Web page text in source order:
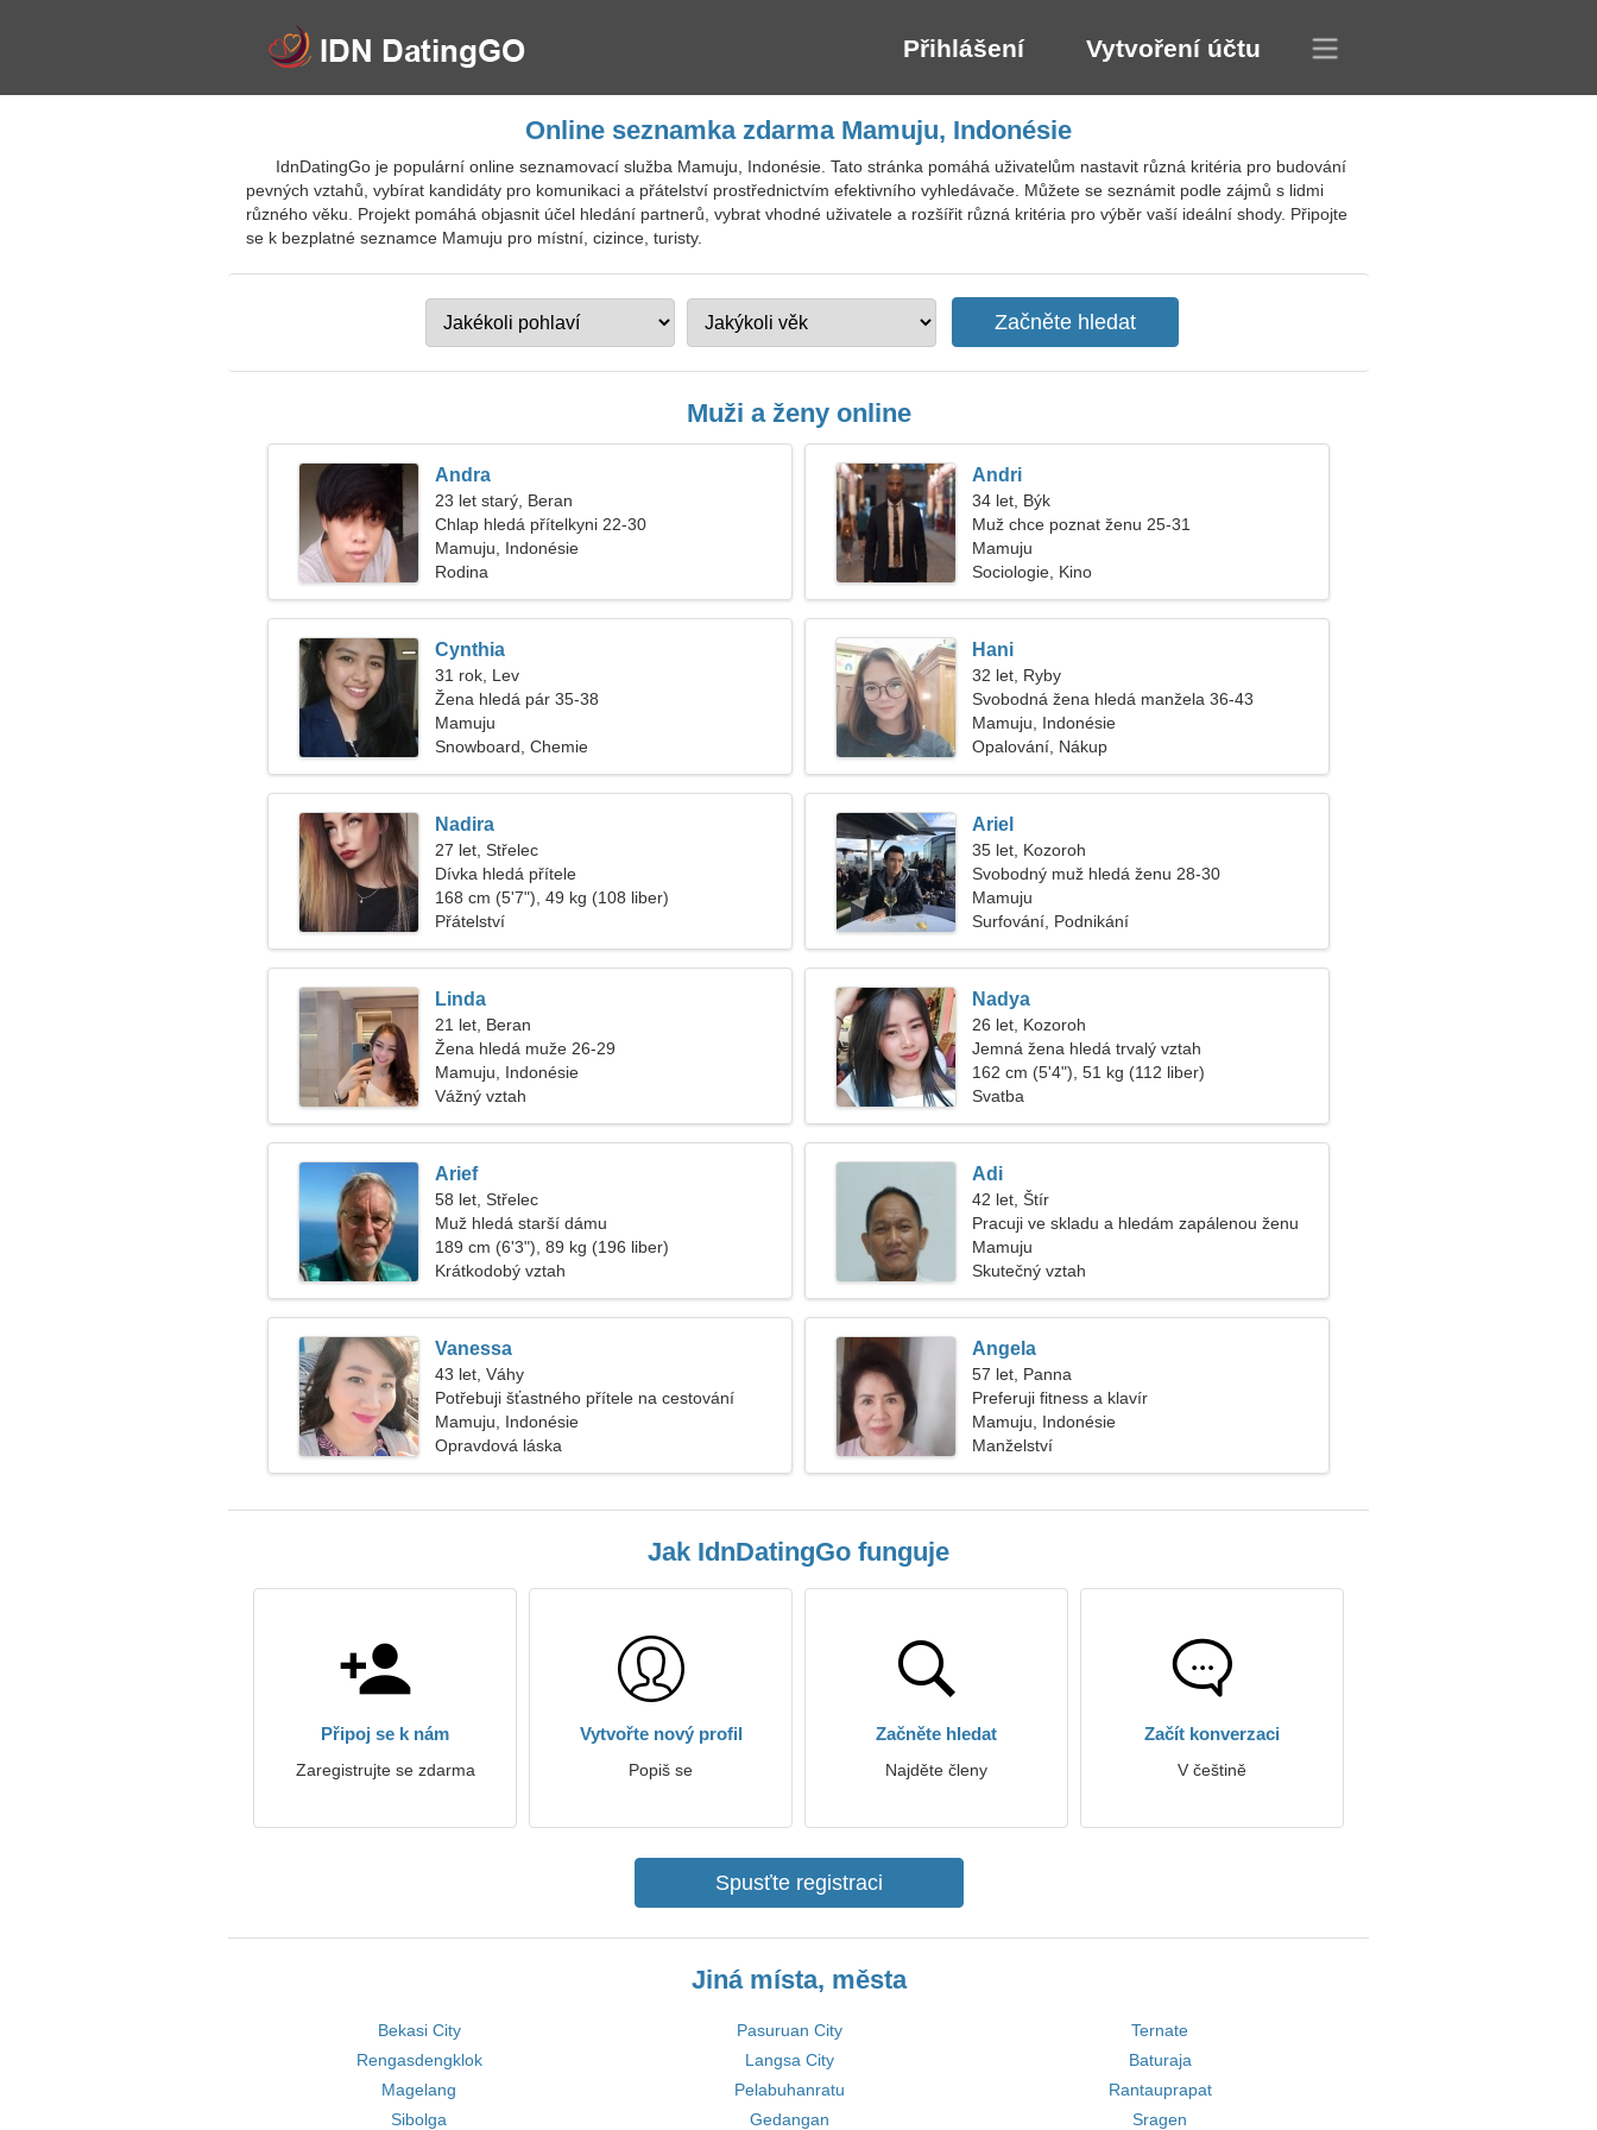
Přihlášení Vytvoření účtu
Online seznamka zdarma Mamuju, Indonésie
IdnDatingGo je populární online seznamovací služba Mamuju, Indonésie. Tato stránka pomáhá uživatelům nastavit různá kritéria pro budování
pevných vztahů, vybírat kandidáty pro komunikaci a přátelství prostřednictvím efektivního vyhledávače. Můžete se seznámit podle zájmů s lidmi
různého věku. Projekt pomáhá objasnit účel hledání partnerů, vybrat vhodné uživatele a rozšířit různá kritéria pro výběr vaší ideální shody. Připojte
se k bezplatné seznamce Mamuju pro místní, cizince, turisty.
Muži a ženy online
Andra
23 let starý, Beran
Chlap hledá přítelkyni 22-30
Mamuju, Indonésie
Rodina
Andri
34 let, Býk
Muž chce poznat ženu 25-31
Mamuju
Sociologie, Kino
Cynthia
31 rok, Lev
Žena hledá pár 35-38
Mamuju
Snowboard, Chemie
Hani
32 let, Ryby
Svobodná žena hledá manžela 36-43
Mamuju, Indonésie
Opalování, Nákup
Nadira
27 let, Střelec
Dívka hledá přítele
168 cm (5'7"), 49 kg (108 liber)
Přátelství
Ariel
35 let, Kozoroh
Svobodný muž hledá ženu 28-30
Mamuju
Surfování, Podnikání
Linda
21 let, Beran
Žena hledá muže 26-29
Mamuju, Indonésie
Vážný vztah
Nadya
26 let, Kozoroh
Jemná žena hledá trvalý vztah
162 cm (5'4"), 51 kg (112 liber)
Svatba
Arief
58 let, Střelec
Muž hledá starší dámu
189 cm (6'3"), 89 kg (196 liber)
Krátkodobý vztah
Adi
42 let, Štír
Pracuji ve skladu a hledám zapálenou ženu
Mamuju
Skutečný vztah
Vanessa
43 let, Váhy
Potřebuji šťastného přítele na cestování
Mamuju, Indonésie
Opravdová láska
Angela
57 let, Panna
Preferuji fitness a klavír
Mamuju, Indonésie
Manželství
Jak IdnDatingGo funguje
Připoj se k nám
Zaregistrujte se zdarma
Vytvořte nový profil
Popiš se
Začněte hledat
Najděte členy
Začít konverzaci
V češtině
Spusťte registraci
Jiná místa, města
Bekasi City Pasuruan City
Ternate
Rengasdengklok
Langsa City
Baturaja
Magelang
Pelabuhanratu
Rantauprapat
Sibolga
Gedangan Sragen